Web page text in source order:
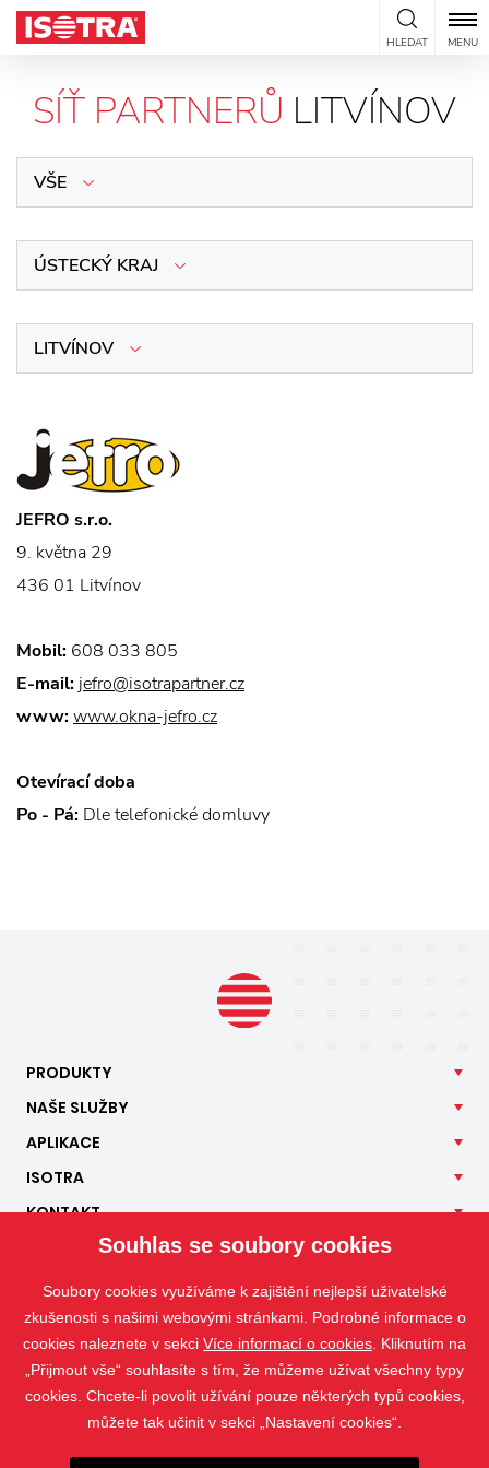
Přeskočit na obsah
HLEDAT MENU
SÍŤ PARTNERŮ LITVÍNOV
VŠE
ÚSTECKÝ KRAJ
LITVÍNOV
JEFRO s.r.o.
9. května 29
436 01 Litvínov
Mobil: 608 033 805
E-mail: jefro@isotrapartner.cz
www:www.okna-jefro.cz
Otevírací doba
Po - Pá: Dle telefonické domluvy
PRODUKTY
NAŠE SLUŽBY
APLIKACE
ISOTRA
KONTAKT
Souhlas se soubory cookies
Soubory cookies využíváme k zajištění nejlepší uživatelské
zkušenosti s našimi webovými stránkami. Podrobné informace o
cookies naleznete v sekci Více informací o cookies . Kliknutím na
„Přijmout vše“ souhlasíte s tím, že můžeme užívat všechny typy
cookies. Chcete-li povolit užívání pouze některých typů cookies,
můžete tak učinit v sekci „Nastavení cookies“.